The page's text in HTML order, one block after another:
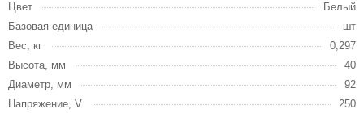
Цвет
Белый
Базовая единица
шт
Вес, кг
0,297
Высота, мм
40
Диаметр, мм
92
Напряжение, V
250